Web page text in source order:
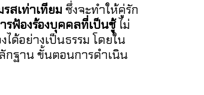
สเท่าเทียม ซึ่งจะทำให้คู่รัก
รฟ้องร้องบุคคลที่เป็นชู้ไม่
ด้อย่างเป็นธรรม โดยใน
กฐาน ขั้นตอนการดำเนิน